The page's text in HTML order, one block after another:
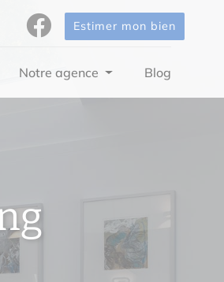
Estimer mon bien
Notre agence Blog